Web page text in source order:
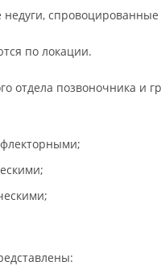
недуги,
по локации.
отдела позвоночника и